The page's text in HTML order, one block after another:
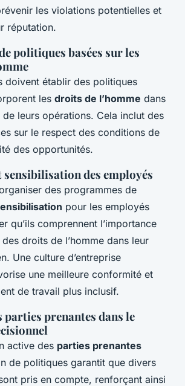
les violations potentielles et
réputation.
politiques basées sur les
doivent établir des politiques
les droits de l’homme dans
leurs opérations. Cela inclut des
sur le respect des conditions de
des opportunités.
des employés
des programmes de
pour les employés
qu’ils comprennent l’importance
droits de l’homme dans leur
Une culture d’entreprise
une meilleure conformité et
de travail plus inclusif.
parties prenantes dans le
active des parties prenantes
de politiques garantit que divers
pris en compte, renforçant ainsi